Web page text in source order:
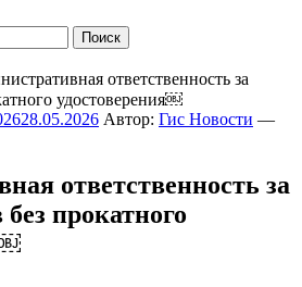
ответственность за
удостоверения￼
28.05.2026 Автор: Гис Новости —
ответственность за
прокатного